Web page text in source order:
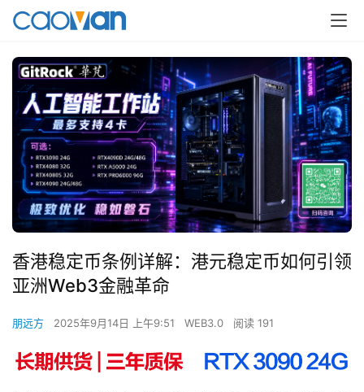
香港稳定币条例详解：港元稳定币如何引领
亚洲Web3金融革命
朋远方 2025年9月14日 上午9:51 WEB3.0 阅读 191